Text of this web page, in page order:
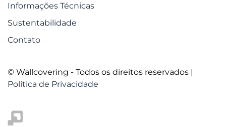
Informações Técnicas
Sustentabilidade
Contato
© Wallcovering - Todos os direitos reservados |
Política de Privacidade